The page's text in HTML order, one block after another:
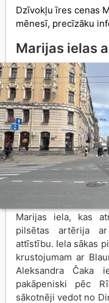
Dzīvokļu īres cenas
mēnesī, precīzāku
Marijas ielas
Marijas iela, kas
pilsētas artērija
attīstību. Iela sākas
krustojumam ar
Aleksandra Čaka
pakāpeniski pēc
sākotnēji vedot no